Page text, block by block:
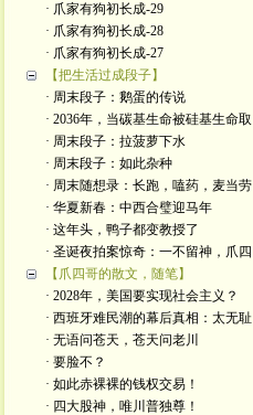
· 爪家有狗初长成-29
· 爪家有狗初长成-28
· 爪家有狗初长成-27
【把生活过成段子】
· 周末段子：鹅蛋的传说
· 2036年，当碳基生命被硅基生命取
· 周末段子：拉菠萝下水
· 周末段子：如此杂种
· 周末随想录：长跑，嗑药，麦当劳
· 华夏新春：中西合璧迎马年
· 这年头，鸭子都变教授了
· 圣诞夜拍案惊奇：一不留神，爪四
【爪四哥的散文，随笔】
· 2028年，美国要实现社会主义？
· 西班牙难民潮的幕后真相：太无耻
· 无语问苍天，苍天问老川
· 要脸不？
· 如此赤裸裸的钱权交易！
· 四大股神，唯川普独尊！